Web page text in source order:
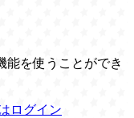
能を使うことができ
ログイン